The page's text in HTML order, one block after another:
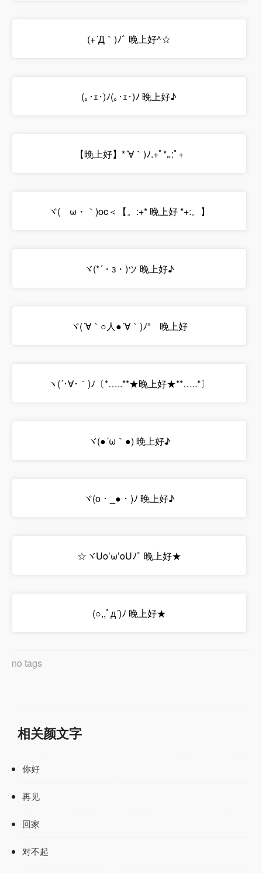
(+´Д｀)ﾉﾞ 晚上好^☆
(｡･ｪ･)ﾉ(｡･ｪ･)ﾉ 晚上好♪
【晚上好】*´∀｀)ﾉ.+ﾟ*｡:ﾟ+
ヾ(ゝω・｀)oc＜【。:+* 晚上好 *+:。】
ヾ(*´・з・)ツ 晚上好♪
ヾ(´∀｀○人●´∀｀)ﾉ” 晚上好
ヽ(´･∀･｀)ﾉ〔*…..**★晚上好★**…..*〕
ヾ(●´ω｀●) 晚上好♪
ヾ(o・_●・)ﾉ 晚上好♪
☆ヾUo’ω’oUﾉﾞ 晚上好★
(○,,ﾟд´)ﾉ 晚上好★
no tags
相关颜文字
你好
再见
回家
对不起